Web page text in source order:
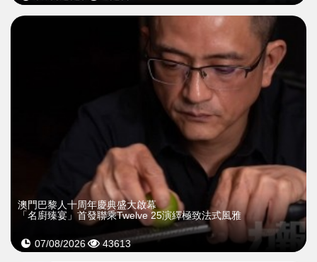
澳門巴黎人十周年慶典盛大啟幕
「名廚臻宴」首發聯乘Twelve 25演繹極致法式風雅
07/08/2026 43613